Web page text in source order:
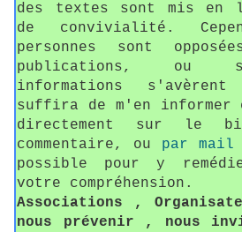
des textes sont mis en
de convivialité.
personnes sont
publications, ou
informations
suffira de m'en
directement sur le
commentaire, ou par mail
possible pour y
votre compréhension.
Associations ,
nous prévenir , nous